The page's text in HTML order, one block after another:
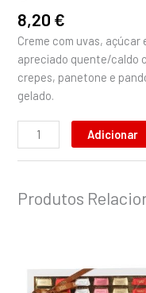
8,20 €
Creme com uvas, açúcar
apreciado quente/caldo
crepes, panetone e
gelado.
Adicionar
Produtos